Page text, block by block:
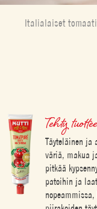
Italialaiset
Tehty
Täyteläinen ja
väriä, makua
pitkää
patoihin ja